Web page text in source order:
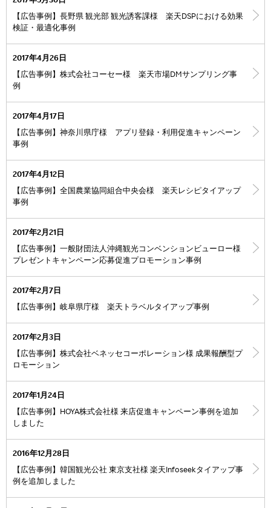
【広告事例】長野県 観光部 観光誘客課様 楽天DSPにおける効果
検証・最適化事例
2017年4月26日
【広告事例】株式会社コーセー様 楽天市場DMサンプリング事
例
2017年4月17日
【広告事例】神奈川県庁様 アプリ登録・利用促進キャンペーン
事例
2017年4月12日
【広告事例】全国農業協同組合中央会様 楽天レシピタイアップ
事例
2017年2月21日
【広告事例】一般財団法人沖縄観光コンベンションビューロー様
プレゼントキャンペーン応募促進プロモーション事例
2017年2月7日
【広告事例】岐阜県庁様 楽天トラベルタイアップ事例
2017年2月3日
【広告事例】株式会社ベネッセコーポレーション様 成果報酬型プ
ロモーション
2017年1月24日
【広告事例】HOYA株式会社様 来店促進キャンペーン事例を追加
しました
2016年12月28日
【広告事例】韓国観光公社 東京支社様 楽天Infoseekタイアップ事
例を追加しました